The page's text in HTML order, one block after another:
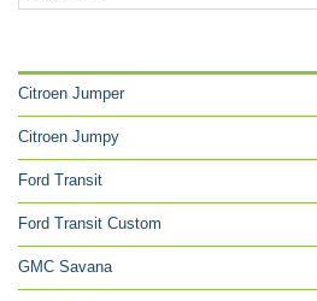
Citroen Jumper
Citroen Jumpy
Ford Transit
Ford Transit Custom
GMC Savana